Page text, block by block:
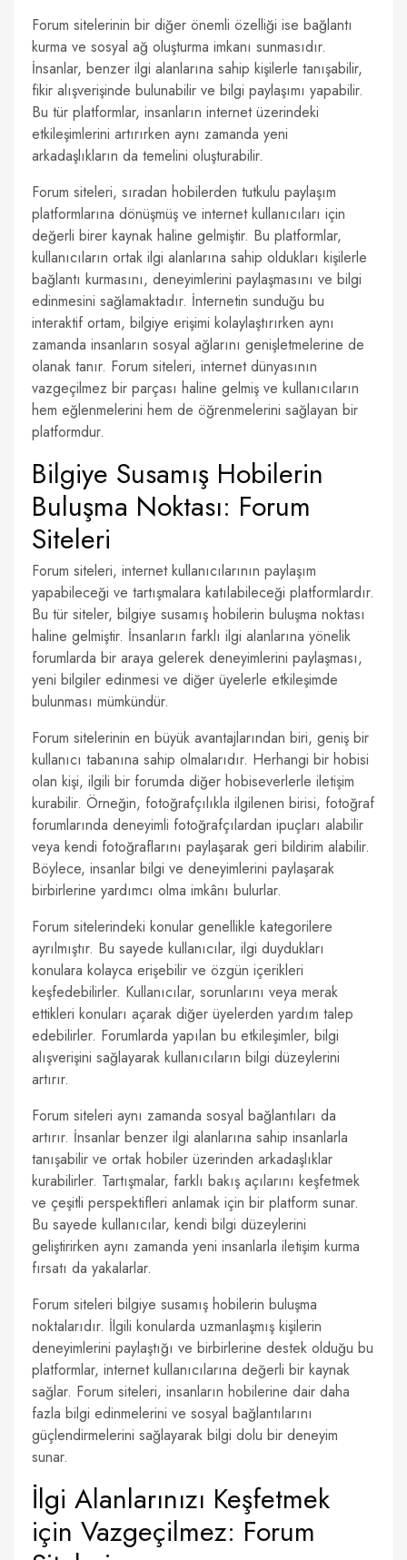
Forum sitelerinin bir diğer önemli özelliği ise bağlantı
kurma ve sosyal ağ oluşturma imkanı sunmasıdır.
İnsanlar, benzer ilgi alanlarına sahip kişilerle tanışabilir,
fikir alışverişinde bulunabilir ve bilgi paylaşımı yapabilir.
Bu tür platformlar, insanların internet üzerindeki
etkileşimlerini artırırken aynı zamanda yeni
arkadaşlıkların da temelini oluşturabilir.
Forum siteleri, sıradan hobilerden tutkulu paylaşım
platformlarına dönüşmüş ve internet kullanıcıları için
değerli birer kaynak haline gelmiştir. Bu platformlar,
kullanıcıların ortak ilgi alanlarına sahip oldukları kişilerle
bağlantı kurmasını, deneyimlerini paylaşmasını ve bilgi
edinmesini sağlamaktadır. İnternetin sunduğu bu
interaktif ortam, bilgiye erişimi kolaylaştırırken aynı
zamanda insanların sosyal ağlarını genişletmelerine de
olanak tanır. Forum siteleri, internet dünyasının
vazgeçilmez bir parçası haline gelmiş ve kullanıcıların
hem eğlenmelerini hem de öğrenmelerini sağlayan bir
platformdur.
Bilgiye Susamış Hobilerin
Buluşma Noktası: Forum
Siteleri
Forum siteleri, internet kullanıcılarının paylaşım
yapabileceği ve tartışmalara katılabileceği platformlardır.
Bu tür siteler, bilgiye susamış hobilerin buluşma noktası
haline gelmiştir. İnsanların farklı ilgi alanlarına yönelik
forumlarda bir araya gelerek deneyimlerini paylaşması,
yeni bilgiler edinmesi ve diğer üyelerle etkileşimde
bulunması mümkündür.
Forum sitelerinin en büyük avantajlarından biri, geniş bir
kullanıcı tabanına sahip olmalarıdır. Herhangi bir hobisi
olan kişi, ilgili bir forumda diğer hobiseverlerle iletişim
kurabilir. Örneğin, fotoğrafçılıkla ilgilenen birisi, fotoğraf
forumlarında deneyimli fotoğrafçılardan ipuçları alabilir
veya kendi fotoğraflarını paylaşarak geri bildirim alabilir.
Böylece, insanlar bilgi ve deneyimlerini paylaşarak
birbirlerine yardımcı olma imkânı bulurlar.
Forum sitelerindeki konular genellikle kategorilere
ayrılmıştır. Bu sayede kullanıcılar, ilgi duydukları
konulara kolayca erişebilir ve özgün içerikleri
keşfedebilirler. Kullanıcılar, sorunlarını veya merak
ettikleri konuları açarak diğer üyelerden yardım talep
edebilirler. Forumlarda yapılan bu etkileşimler, bilgi
alışverişini sağlayarak kullanıcıların bilgi düzeylerini
artırır.
Forum siteleri aynı zamanda sosyal bağlantıları da
artırır. İnsanlar benzer ilgi alanlarına sahip insanlarla
tanışabilir ve ortak hobiler üzerinden arkadaşlıklar
kurabilirler. Tartışmalar, farklı bakış açılarını keşfetmek
ve çeşitli perspektifleri anlamak için bir platform sunar.
Bu sayede kullanıcılar, kendi bilgi düzeylerini
geliştirirken aynı zamanda yeni insanlarla iletişim kurma
fırsatı da yakalarlar.
Forum siteleri bilgiye susamış hobilerin buluşma
noktalarıdır. İlgili konularda uzmanlaşmış kişilerin
deneyimlerini paylaştığı ve birbirlerine destek olduğu bu
platformlar, internet kullanıcılarına değerli bir kaynak
sağlar. Forum siteleri, insanların hobilerine dair daha
fazla bilgi edinmelerini ve sosyal bağlantılarını
güçlendirmelerini sağlayarak bilgi dolu bir deneyim
sunar.
İlgi Alanlarınızı Keşfetmek
için Vazgeçilmez: Forum